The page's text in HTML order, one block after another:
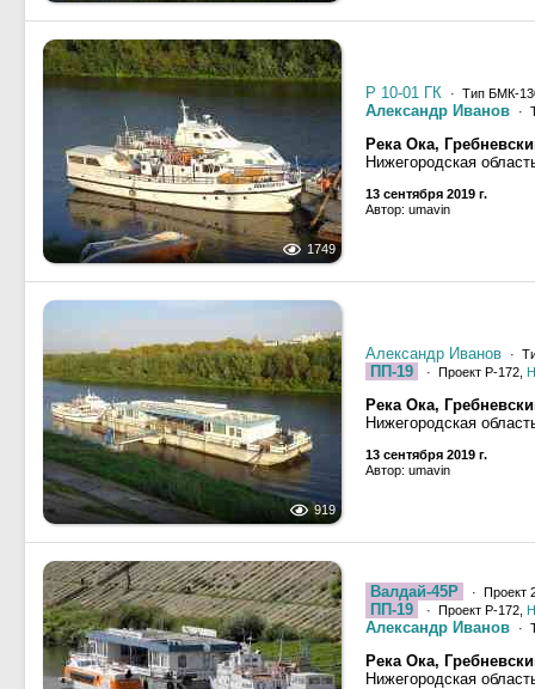
1749
Р 10-01 ГК · Тип БМК-
Александр Иванов ·
Река Ока,
Нижегородская
13 сентября 2019 г.
Автор: umavin
919
Александр Иванов ·
ПП-19 · Проект Р-172,
Река Ока,
Нижегородская
13 сентября 2019 г.
Автор: umavin
Валдай-45Р · Проект
ПП-19 · Проект Р-172,
Александр Иванов ·
Река Ока,
Нижегородская